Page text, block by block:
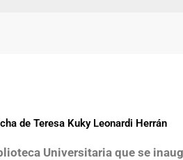
de Teresa Kuky Leonardi Herrán
Universitaria que se